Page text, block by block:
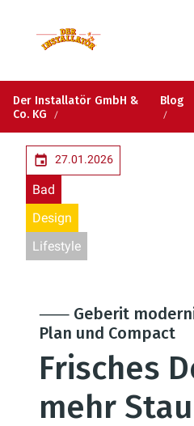
Der Installatör GmbH &
Co. KG
Blog
27.01.2026
Bad
Design
Lifestyle
⸺ Geberit
Plan und Compact
Frisches
mehr